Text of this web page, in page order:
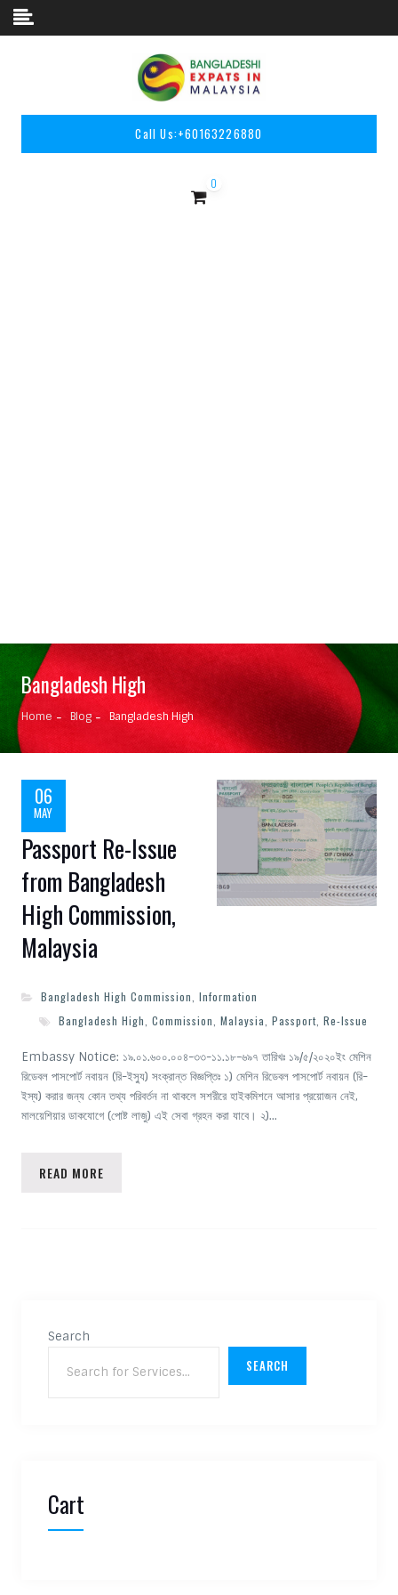
Skip to content
Call Us:+60163226880
0
Bangladesh High
Home Blog Bangladesh High
06
MAY
Passport Re-Issue
from Bangladesh
High Commission,
Malaysia
Bangladesh High Commission Information
Bangladesh High Commission Malaysia Passport, Re-Issue
Embassy Notice: ১৯.০১.৬০০.০০৪-৩৩-১১.১৮-৬৯৭ তারিখঃ ১৯/৫/২০২০ইং মেশিন
রিডেবল পাসপোর্ট নবায়ন (রি-ইস্যু) সংক্রান্ত বিজ্ঞপ্তিঃ ১) মেশিন রিডেবল পাসপোর্ট নবায়ন (রি-
ইস্য) করার জন্য কোন তথ্য পরিবর্তন না থাকলে সশরীরে হাইকমিশনে আসার প্রয়োজন নেই,
মালয়েশিয়ার ডাকযোগে (পোষ্ট লাজু) এই সেবা গ্রহন করা যাবে। ২)…
READ MORE
Search
SEARCH
Cart